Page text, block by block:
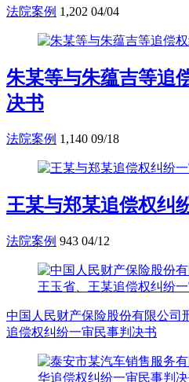
法院案例 1,202 04/04
朱某等与朱蕴吉等追
决书
法院案例 1,140 09/18
王某与郑某追偿权纠
法院案例 943 04/12
中国人民财产保险股份有限公司
追偿权纠纷一审民事判决书